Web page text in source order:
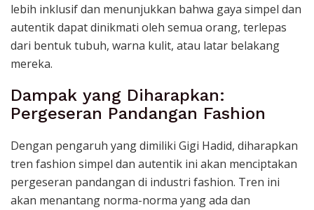
lebih inklusif dan menunjukkan bahwa gaya simpel dan
autentik dapat dinikmati oleh semua orang, terlepas
dari bentuk tubuh, warna kulit, atau latar belakang
mereka.
Dampak yang Diharapkan:
Pergeseran Pandangan Fashion
Dengan pengaruh yang dimiliki Gigi Hadid, diharapkan
tren fashion simpel dan autentik ini akan menciptakan
pergeseran pandangan di industri fashion. Tren ini
akan menantang norma-norma yang ada dan